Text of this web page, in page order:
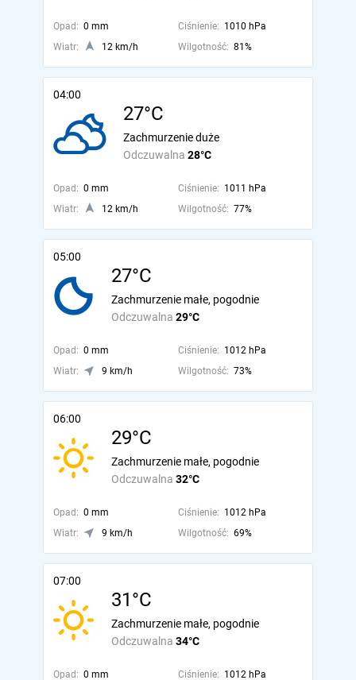
Opad: 0 mm Ciśnienie: 1010 hPa
Wiatr:
12 km/h Wilgotność: 81%
04:00
27°C
Odczuwalna 28°C
Zachmurzenie duże
Opad: 0 mm Ciśnienie: 1011 hPa
Wiatr:
12 km/h Wilgotność: 77%
05:00
27°C
Odczuwalna 29°C
Zachmurzenie małe, pogodnie
Opad: 0 mm Ciśnienie: 1012 hPa
Wiatr:
9 km/h Wilgotność: 73%
06:00
29°C
Odczuwalna 32°C
Zachmurzenie małe, pogodnie
Opad: 0 mm Ciśnienie: 1012 hPa
Wiatr:
9 km/h Wilgotność: 69%
07:00
31°C
Odczuwalna 34°C
Zachmurzenie małe, pogodnie
Opad: 0 mm Ciśnienie: 1012 hPa